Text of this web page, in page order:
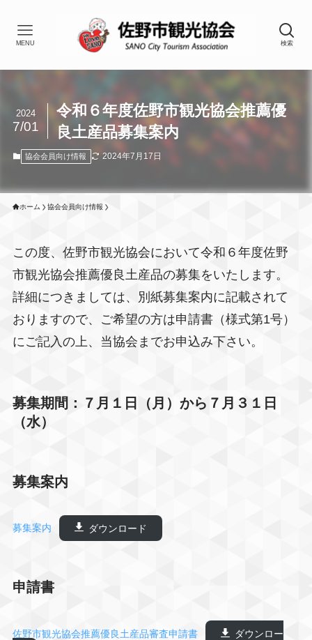
検索
MENU
令和６年度佐野市観光協会推薦優
良土産品募集案内
2024
7/01
協会会員向け情報 2024年7月17日
ホーム 協会会員向け情報
この度、佐野市観光協会において令和６年度佐野
市観光協会推薦優良土産品の募集をいたします。
詳細につきましては、別紙募集案内に記載されて
おりますので、ご希望の方は申請書（様式第1号）
にご記入の上、当協会までお申込み下さい。
募集期間：７月１日（月）から７月３１日
（水）
募集案内
募集案内 ダウンロード
申請書
佐野市観光協会推薦優良土産品審査申請書
ダウンロー